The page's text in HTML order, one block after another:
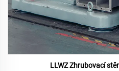
LLWZ Zhrubovací